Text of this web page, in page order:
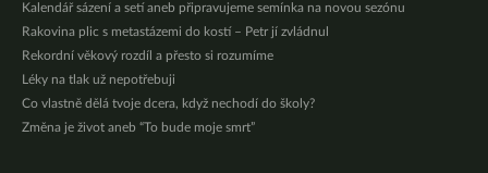
Kalendář sázení a setí aneb připravujeme semínka na novou sezónu
Rakovina plic s metastázemi do kostí – Petr jí zvládnul
Rekordní věkový rozdíl a přesto si rozumíme
Léky na tlak už nepotřebuji
Co vlastně dělá tvoje dcera, když nechodí do školy?
Změna je život aneb “To bude moje smrt”